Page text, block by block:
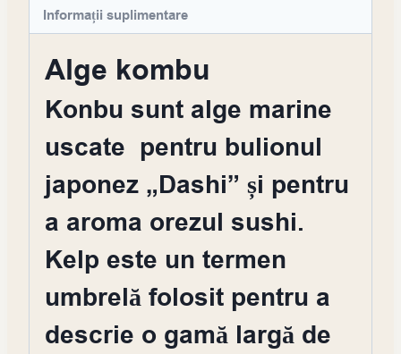
Informații suplimentare
Alge kombu
Konbu sunt alge marine
uscate pentru bulionul
japonez „Dashi” și pentru
a aroma orezul sushi.
Kelp este un termen
umbrelă folosit pentru a
descrie o gamă largă de